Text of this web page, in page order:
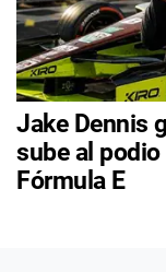
Jake Dennis
sube al
Fórmula E